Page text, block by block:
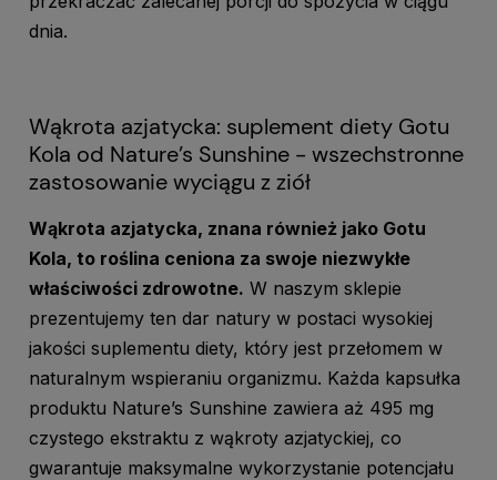
dnia.
Wąkrota azjatycka: suplement diety Gotu
Kola od Nature’s Sunshine - wszechstronne
zastosowanie wyciągu z ziół
Wąkrota azjatycka, znana również jako Gotu
Kola, to roślina ceniona za swoje niezwykłe
właściwości zdrowotne. W naszym sklepie
prezentujemy ten dar natury w postaci wysokiej
jakości suplementu diety, który jest przełomem w
naturalnym wspieraniu organizmu. Każda kapsułka
produktu Nature’s Sunshine zawiera aż 495 mg
czystego ekstraktu z wąkroty azjatyckiej, co
gwarantuje maksymalne wykorzystanie potencjału